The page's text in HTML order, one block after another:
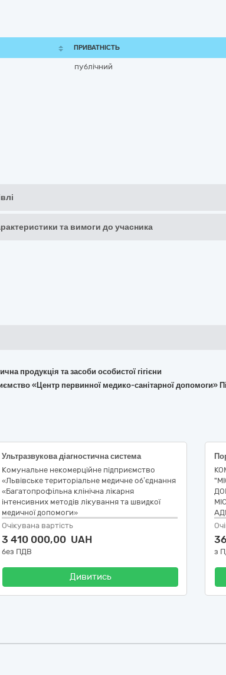
ПРИВАТНІСТЬ
публічний
та вимоги до учасника
продукція та засоби особистої гігієни
«Центр первинної медико-санітарної допомоги»
Ультразвукова діагностична система
Комунальне некомерційне підприємство
«Львівське територіальне медичне об’єднання
«Багатопрофільна клінічна лікарня
інтенсивних методів лікування та швидкої
медичної допомоги»
Очікувана вартість
3 410 000,00 UAH
без ПДВ
Дивитись
з